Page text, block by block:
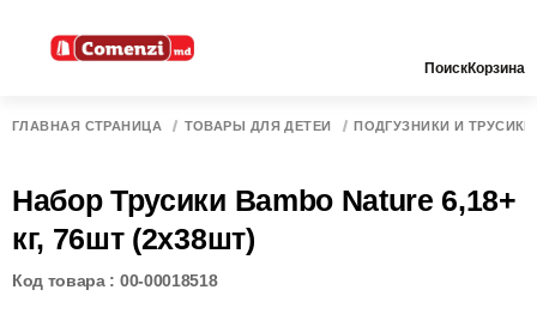
ПоискКорзина
ГЛАВНАЯ СТРАНИЦА ТОВАРЫ ДЛЯ ДЕТЕЙ ПОДГУЗНИКИ И ТРУСИКИ
Набор Трусики Bambo Nature 6,18+
кг, 76шт (2x38шт)
Код товара : 00-00018518